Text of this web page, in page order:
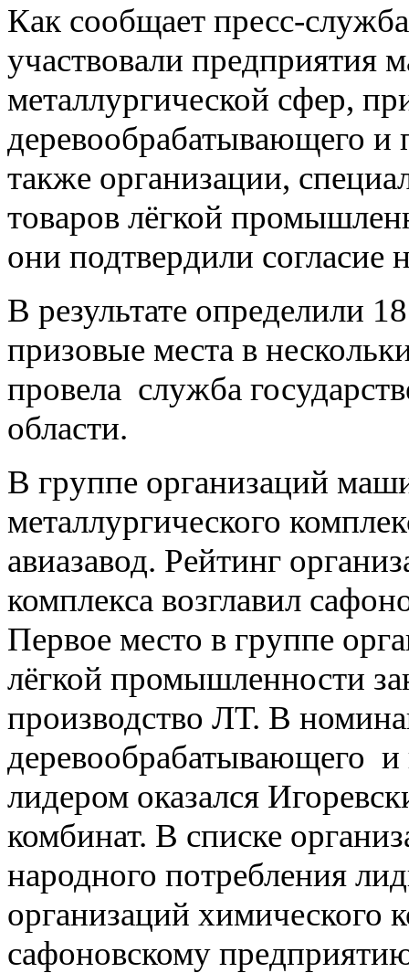
Как сообщает пресс-
участвовали предприятия
металлургической сфер,
деревообрабатывающего и
также организации,
товаров лёгкой
они подтвердили согласие
В результате определили
призовые места в
провела служба
области.
В группе организаций
металлургического
авиазавод. Рейтинг
комплекса возглавил
Первое место в группе
лёгкой промышленности
производство ЛТ. В
деревообрабатывающего и
лидером оказался
комбинат. В списке
народного потребления
организаций химического
сафоновскому